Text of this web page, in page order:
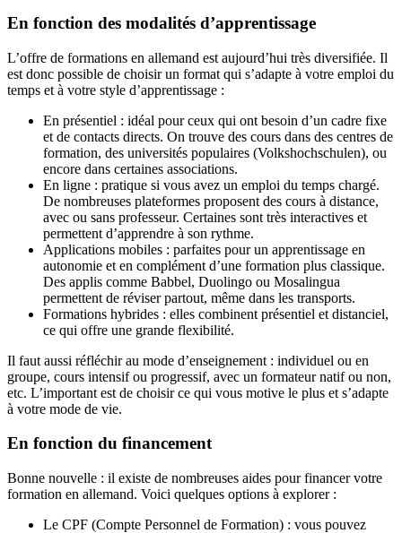
En fonction des modalités d’apprentissage
L’offre de formations en allemand est aujourd’hui très diversifiée. Il
est donc possible de choisir un format qui s’adapte à votre emploi du
temps et à votre style d’apprentissage :
En présentiel : idéal pour ceux qui ont besoin d’un cadre fixe
et de contacts directs. On trouve des cours dans des centres de
formation, des universités populaires (Volkshochschulen), ou
encore dans certaines associations.
En ligne : pratique si vous avez un emploi du temps chargé.
De nombreuses plateformes proposent des cours à distance,
avec ou sans professeur. Certaines sont très interactives et
permettent d’apprendre à son rythme.
Applications mobiles : parfaites pour un apprentissage en
autonomie et en complément d’une formation plus classique.
Des applis comme Babbel, Duolingo ou Mosalingua
permettent de réviser partout, même dans les transports.
Formations hybrides : elles combinent présentiel et distanciel,
ce qui offre une grande flexibilité.
Il faut aussi réfléchir au mode d’enseignement : individuel ou en
groupe, cours intensif ou progressif, avec un formateur natif ou non,
etc. L’important est de choisir ce qui vous motive le plus et s’adapte
à votre mode de vie.
En fonction du financement
Bonne nouvelle : il existe de nombreuses aides pour financer votre
formation en allemand. Voici quelques options à explorer :
Le CPF (Compte Personnel de Formation) : vous pouvez